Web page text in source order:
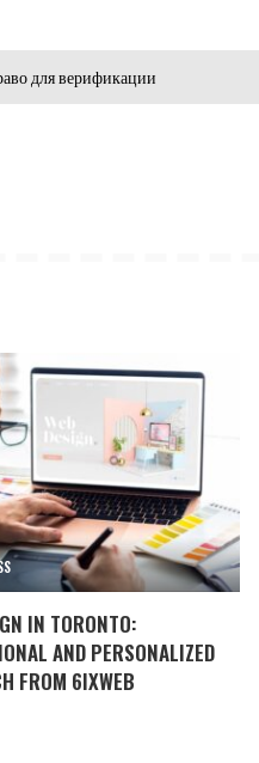
для верификации
IN TORONTO:
AND PERSONALIZED
FROM 6IXWEB